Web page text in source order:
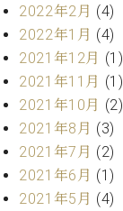
ナ
ル
W.
ホ
フ
マ
ン
ト
ラ
王
子
・
技
術
営
業
セ
タ
ー
2022年2月 (4)
2022年1月 (4)
2021年12月 (1)
2021年11月 (1)
2021年10月 (2)
2021年8月 (3)
2021年7月 (2)
2021年6月 (1)
2021年5月 (4)